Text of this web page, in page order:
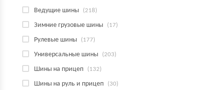
Ведущие шины (218)
Зимние грузовые шины (17)
Рулевые шины (177)
Универсальные шины (203)
Шины на прицеп (132)
Шины на руль и прицеп (30)